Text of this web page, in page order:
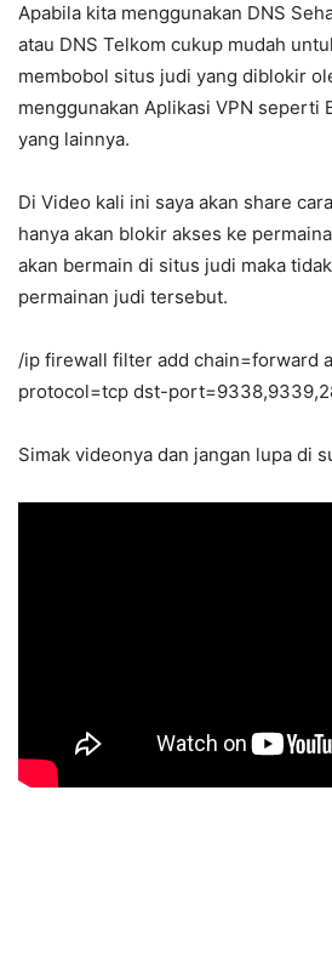
Apabila kita menggunakan DNS
atau DNS Telkom cukup mudah
membobol situs judi yang diblokir
menggunakan Aplikasi VPN seperti
yang lainnya.
Di Video kali ini saya akan share
hanya akan blokir akses ke
akan bermain di situs judi maka
permainan judi tersebut.
/ip firewall filter add chain=forward
protocol=tcp dst-
Simak videonya dan jangan lupa di